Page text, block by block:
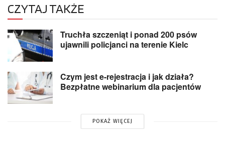
CZYTAJ TAKŻE
Truchła szczeniąt i ponad 200 psów
ujawnili policjanci na terenie Kielc
Czym jest e-rejestracja i jak działa?
Bezpłatne webinarium dla pacjentów
POKAŻ WIĘCEJ